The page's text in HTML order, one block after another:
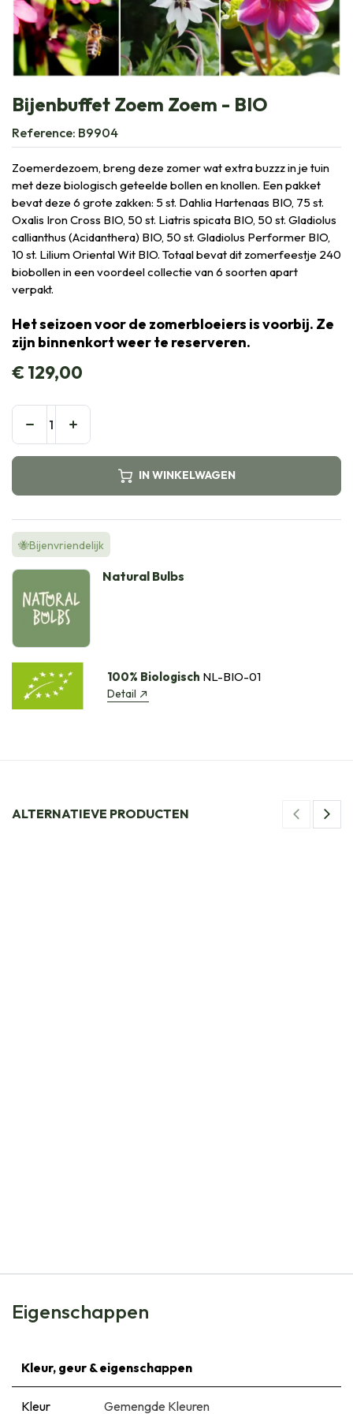
Bijenbuffet Zoem Zoem - BIO
Reference: B9904
Zoemerdezoem, breng deze zomer wat extra buzzz in je tuin
met deze biologisch geteelde bollen en knollen. Een pakket
bevat deze 6 grote zakken: 5 st. Dahlia Hartenaas BIO, 75 st.
Oxalis Iron Cross BIO, 50 st. Liatris spicata BIO, 50 st. Gladiolus
callianthus (Acidanthera) BIO, 50 st. Gladiolus Performer BIO,
10 st. Lilium Oriental Wit BIO. Totaal bevat dit zomerfeestje 240
biobollen in een voordeel collectie van 6 soorten apart
verpakt.
Het seizoen voor de zomerbloeiers is voorbij. Ze
zijn binnenkort weer te reserveren.
€129,00
IN WINKELWAGEN
🐝Bijenvriendelijk
Natural Bulbs
100% Biologisch NL-BIO-01
Detail
ALTERNATIEVE PRODUCTEN
Eigenschappen
Kleur, geur & eigenschappen
Kleur Gemengde Kleuren